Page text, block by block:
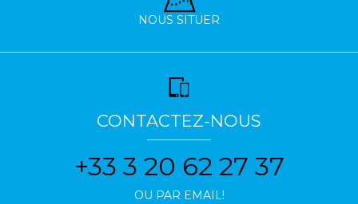
NOUS SITUER
CONTACTEZ-NOUS
+33 3 20 62 27 37
OU PAR EMAIL!